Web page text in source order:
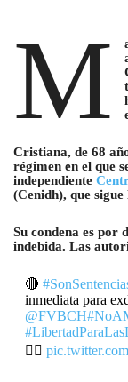
M
Cristiana, de 68
régimen en el que
independiente
(Cenidh), que
Su condena es por
indebida. Las
🔴
inmediata para
@FVBCH
👇🏻